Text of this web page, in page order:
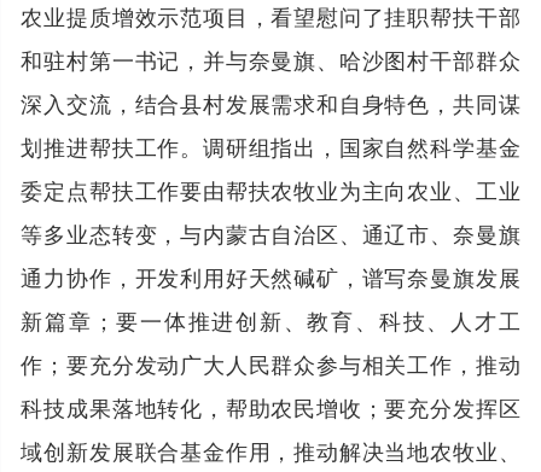
农业提质增效示范项目，看望慰问了挂职帮扶干部
和驻村第一书记，并与奈曼旗、哈沙图村干部群众
深入交流，结合县村发展需求和自身特色，共同谋
划推进帮扶工作。调研组指出，国家自然科学基金
委定点帮扶工作要由帮扶农牧业为主向农业、工业
等多业态转变，与内蒙古自治区、通辽市、奈曼旗
通力协作，开发利用好天然碱矿，谱写奈曼旗发展
新篇章；要一体推进创新、教育、科技、人才工
作；要充分发动广大人民群众参与相关工作，推动
科技成果落地转化，帮助农民增收；要充分发挥区
域创新发展联合基金作用，推动解决当地农牧业、